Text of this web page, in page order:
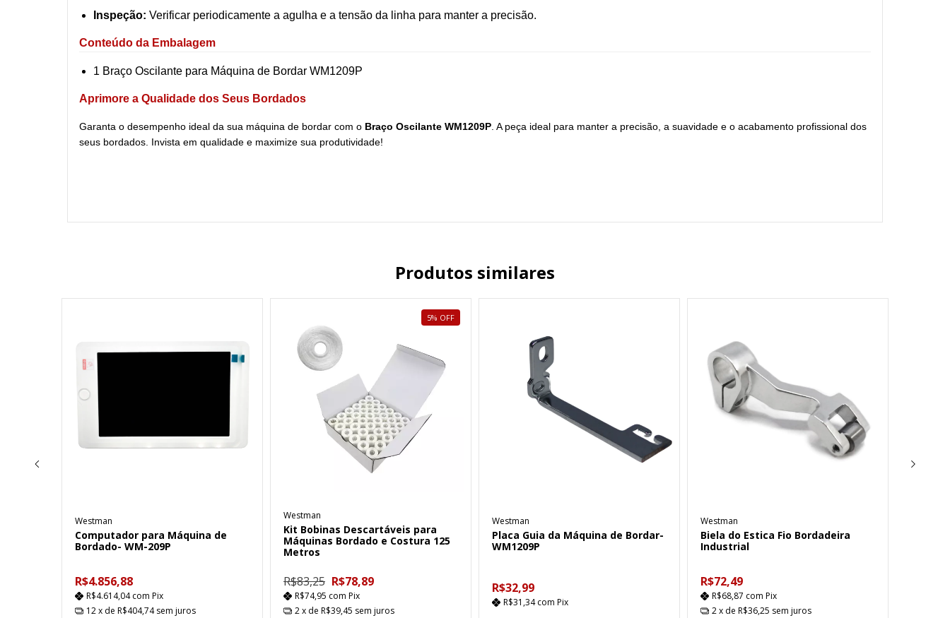
Inspeção: Verificar periodicamente a agulha e a tensão da linha para manter a precisão.
Conteúdo da Embalagem
1 Braço Oscilante para Máquina de Bordar WM1209P
Aprimore a Qualidade dos Seus Bordados
Garanta o desempenho ideal da sua máquina de bordar com o Braço Oscilante WM1209P. A peça ideal para manter a precisão, a suavidade e o acabamento profissional dos
seus bordados. Invista em qualidade e maximize sua produtividade!
Produtos similares
Westman
Computador para Máquina de
Bordado- WM-209P
R$4.856,88
R$4.614,04com Pix
12x de R$404,74 sem juros
5% OFF
Westman
Kit Bobinas Descartáveis para
Máquinas Bordado e Costura 125
Metros
R$83,25 R$78,89
R$74,95 com Pix
2x de R$39,45 sem juros
Westman
Placa Guia da Máquina de Bordar-
WM1209P
R$32,99
R$31,34com Pix
Westman
Biela do Estica Fio Bordadeira
Industrial
R$72,49
R$68,87 com Pix
2x de R$36,25 sem juros